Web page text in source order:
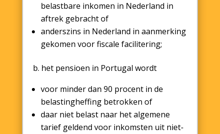
belastbare inkomen in Nederland in
aftrek gebracht of
anderszins in Nederland in aanmerking
gekomen voor fiscale facilitering;
b. het pensioen in Portugal wordt
voor minder dan 90 procent in de
belastingheffing betrokken of
daar niet belast naar het algemene
tarief geldend voor inkomsten uit niet-